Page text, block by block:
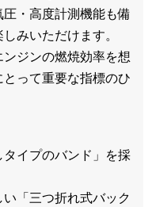
・高度計測機能も備
みいただけます。
ンジンの燃焼効率を想
って重要な指標のひ
イプのバンド」を採
「三つ折れ式バック